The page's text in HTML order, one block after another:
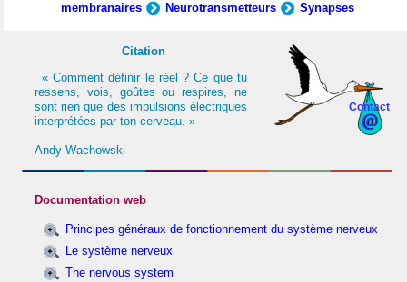
membranaires
Neurotransmetteurs Synapses
Contact
Citation
« Comment définir le réel ? Ce que tu
ressens, vois, goûtes ou respires, ne
sont rien que des impulsions électriques
interprétées par ton cerveau. »
Andy Wachowski
Documentation web
Principes généraux de fonctionnement du système nerveux
Le système nerveux
The nervous system